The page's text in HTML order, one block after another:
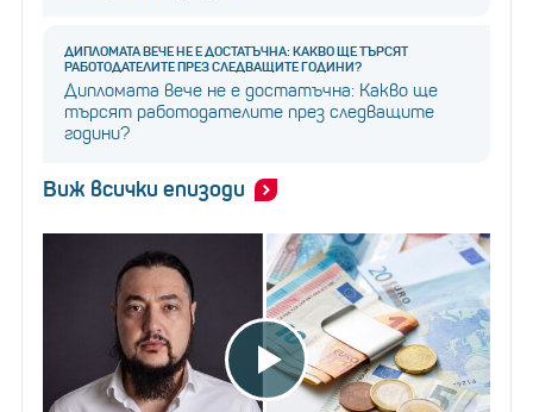
ДИПЛОМАТА ВЕЧЕ НЕ Е ДОСТАТЪЧНА: КАКВО ЩЕ ТЪРСЯТ
РАБОТОДАТЕЛИТЕ ПРЕЗ СЛЕДВАЩИТЕ ГОДИНИ?
Дипломата вече не е достатъчна: Какво ще
търсят работодателите през следващите
години?
Виж всички епизоди